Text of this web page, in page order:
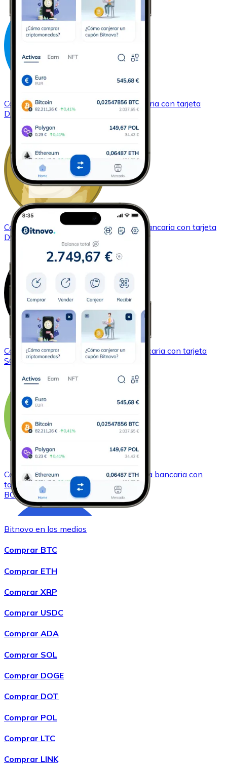
ComprarDash con transferencia bancaria con tarjeta
DASH
ComprarDogecoincon transferencia bancaria con tarjeta
DOGE
ComprarSolana con transferencia bancaria con tarjeta
SOL
ComprarBitcoin Cashcon transferencia bancaria con
tarjeta
BCH
Comprar Chainlink
LINK
tarjeta
Bitnovo en los medios
Comprar BTC
Comprar ETH
Comprar XRP
Comprar USDC
Comprar ADA
Comprar SOL
Comprar DOGE
Comprar DOT
Comprar POL
Comprar LTC
Comprar LINK